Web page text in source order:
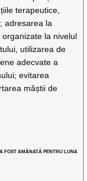
terapeutice,
adresarea la
la nivelul
utilizarea de
adecvate a
evitarea
măștii de
FOST AMÂNATĂ PENTRU LUNA